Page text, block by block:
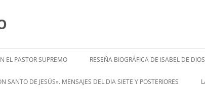
EL PASTOR SUPREMO RESEÑA BIOGRÁFICA DE ISABEL DE DIOS
ISABEL’S BIOGRAPHY
SANTO DE JESÚS». MENSAJES DEL DIA SIETE Y POSTERIORES